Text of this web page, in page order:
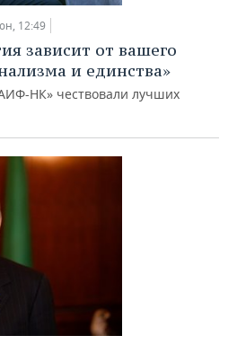
12:49
зависит от вашего
и единства»
НК» чествовали лучших